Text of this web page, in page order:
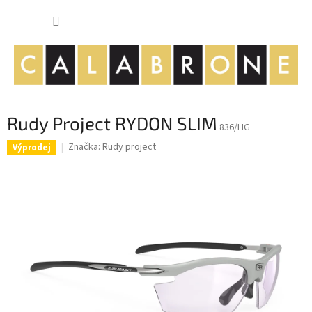
Rudy Project RYDON SLIM 836/LIG
Výprodej Značka: Rudy project